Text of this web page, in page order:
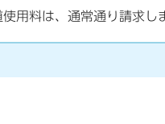
用料は、通常通り請求し